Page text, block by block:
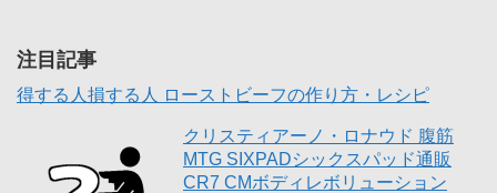
注目記事
得する人損する人 ローストビーフの作り方・レシピ
クリスティアーノ・ロナウド 腹筋
MTG SIXPADシックスパッド通販
CR7 CMボディレボリューション